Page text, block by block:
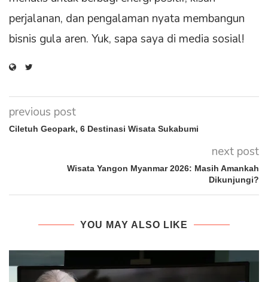
perjalanan, dan pengalaman nyata membangun
bisnis gula aren. Yuk, sapa saya di media sosial!
previous post
Ciletuh Geopark, 6 Destinasi Wisata Sukabumi
next post
Wisata Yangon Myanmar 2026: Masih Amankah
Dikunjungi?
YOU MAY ALSO LIKE